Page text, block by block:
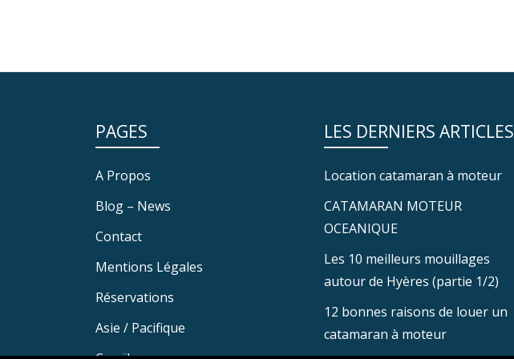
PAGES
A Propos
Blog – News
Contact
Mentions Légales
Réservations
Asie / Pacifique
LES DERNIERS ARTICLES
Location catamaran à moteur
CATAMARAN MOTEUR
OCEANIQUE
Les 10 meilleurs mouillages
autour de Hyères (partie 1/2)
12 bonnes raisons de louer un
catamaran à moteur